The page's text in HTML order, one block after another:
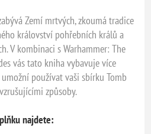
Zemí mrtvých, zkoumá tradice
království pohřebních králů a
V kombinaci s Warhammer: The
vás tato kniha vybavuje více
používat vaši sbírku Tomb
způsoby.
najdete: